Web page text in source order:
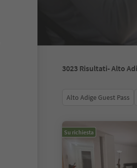
3023 Risultati- Alto
Alto Adige Guest Pass
Su richiesta